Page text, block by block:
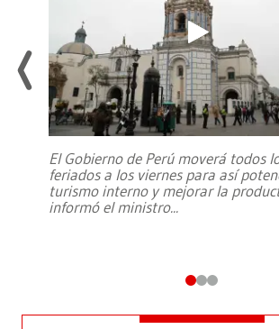
El Gobierno de Perú moverá todos
feriados a los viernes para así
turismo interno y mejorar la
informó el ministro...